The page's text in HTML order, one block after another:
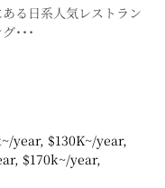
る日系人気レストラン
･･･
year $130K~/year
$170k~/year